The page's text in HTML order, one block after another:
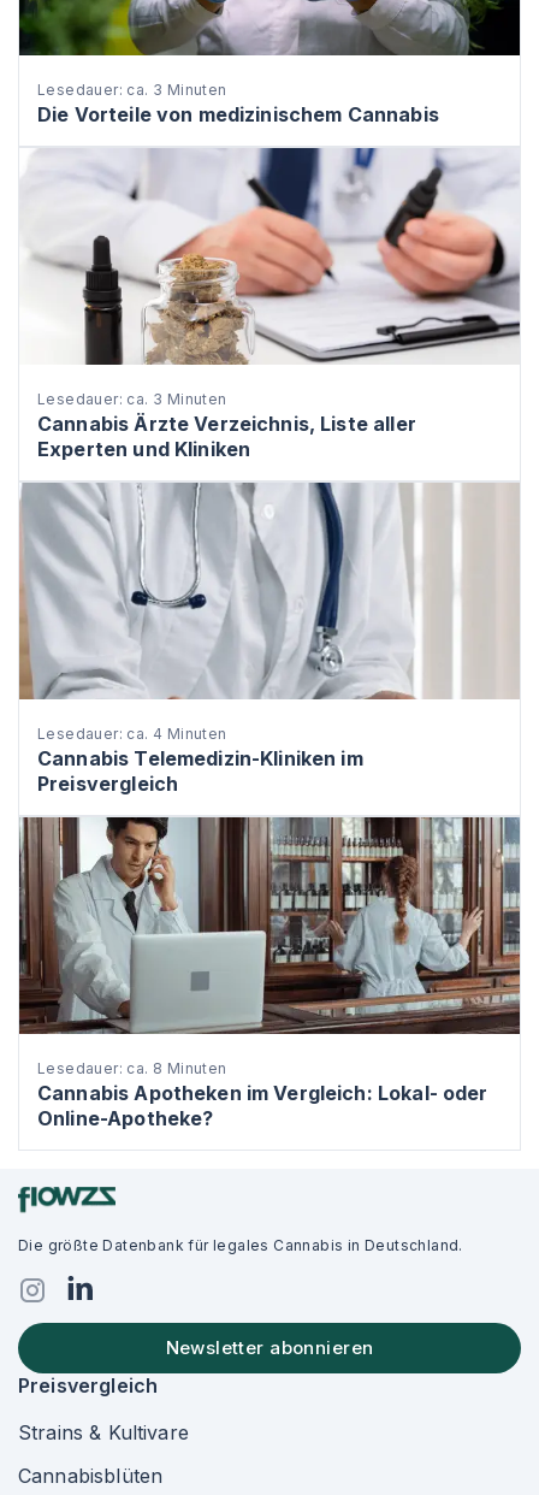
Lesedauer: ca. 3 Minuten
Die Vorteile von medizinischem Cannabis
Lesedauer: ca. 3 Minuten
Cannabis Ärzte Verzeichnis, Liste aller
Experten und Kliniken
Lesedauer: ca. 4 Minuten
Cannabis Telemedizin-Kliniken im
Preisvergleich
Lesedauer: ca. 8 Minuten
Cannabis Apotheken im Vergleich: Lokal- oder
Online-Apotheke?
Die größte Datenbank für legales Cannabis in Deutschland.
Newsletter abonnieren
Preisvergleich
Strains & Kultivare
Cannabisblüten